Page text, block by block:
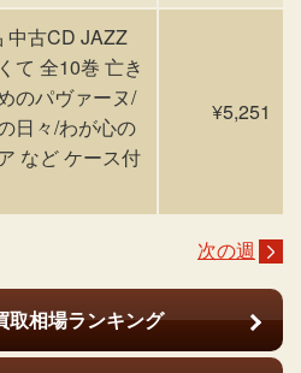
中古CD JAZZ
て 全10巻 亡き
のパヴァーヌ/
日々/わが心の
など ケース付
¥5,251
次の週
相場ランキング